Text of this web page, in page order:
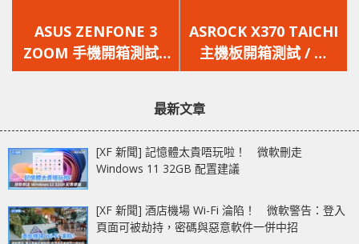
一
篇
文
ASUS ZENFONE 3
ZOOM 手機開箱測試 /
雙鏡齊下 拍出精彩
一
篇
文
ASROCK X370 TAICHI
主機板開箱測試 / 雙
M.2 + SATA 加 WIFI
最新文章
[XF 新聞] 記憶體太貴唔玩啦！ 微軟刪走
Windows 11 32GB 配置建議
[XF 新聞] 酒店機場 Wi-Fi 淪陷！ 微軟警告：登入
頁面可被劫持，密碼與惡意軟件一併中招